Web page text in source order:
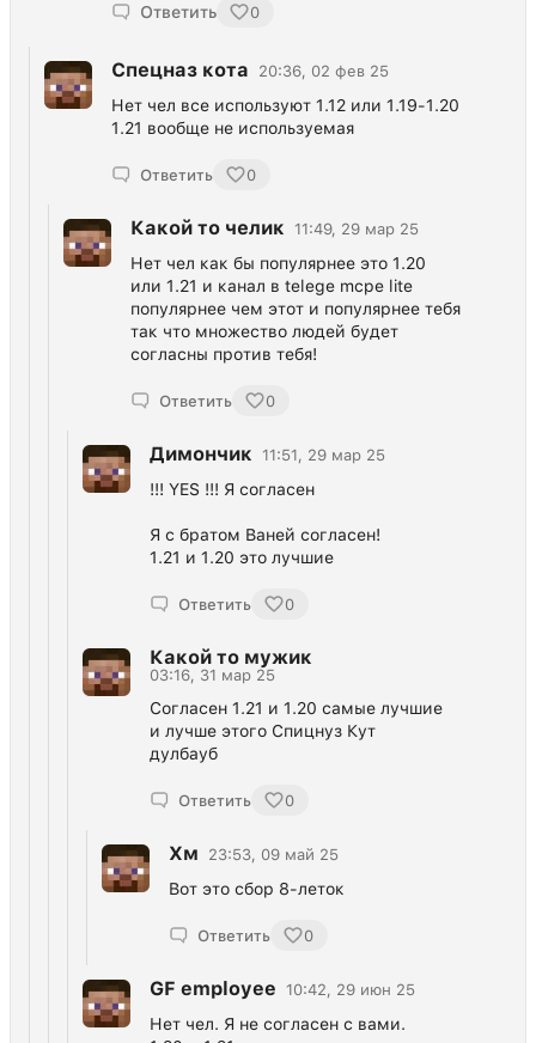
Ответить 0
Спецназ кота 20:36, 02 фев 25
Нет чел все используют 1.12 или 1.19-1.20
1.21 вообще не используемая
Ответить 0
Какой то челик 11:49, 29 мар 25
Нет чел как бы популярнее это 1.20
или 1.21 и канал в telege mcpe lite
популярнее чем этот и популярнее тебя
так что множество людей будет
согласны против тебя!
Ответить 0
Димончик 11:51, 29 мар 25
!!! YES !!! Я согласен
Я с братом Ваней согласен!
1.21 и 1.20 это лучшие
Ответить 0
Какой то мужик
03:16, 31 мар 25
Согласен 1.21 и 1.20 самые лучшие
и лучше этого Спицнуз Кут
дулбауб
Ответить 0
Хм 23:53, 09 май 25
Вот это сбор 8-леток
Ответить 0
GF employee 10:42, 29 июн 25
Нет чел. Я не согласен с вами.